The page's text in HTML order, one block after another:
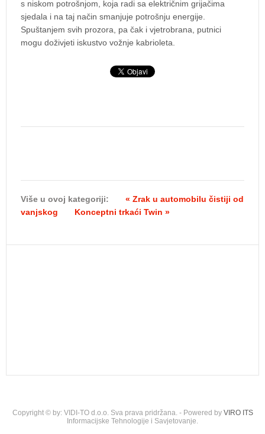
s niskom potrošnjom, koja radi sa električnim grijačima
sjedala i na taj način smanjuje potrošnju energije.
Spuštanjem svih prozora, pa čak i vjetrobrana, putnici
mogu doživjeti iskustvo vožnje kabrioleta.
Više u ovoj kategoriji:
« Zrak u automobilu čistiji od
vanjskog
Konceptni trkaći Twin »
Copyright © by: VIDI-TO d.o.o. Sva prava pridržana. - Powered by VIRO ITS
Informacijske Tehnologije i Savjetovanje.